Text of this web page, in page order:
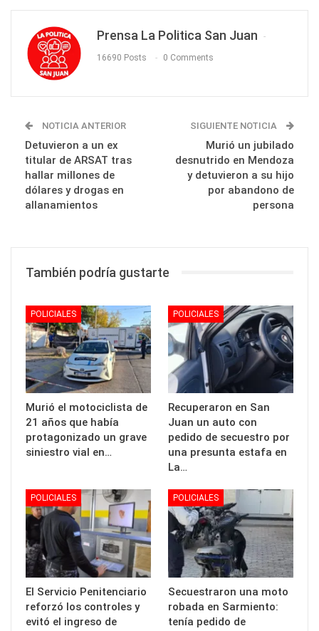
Prensa La Politica San Juan
16690 Posts 0 Comments
NOTICIA ANTERIOR
Detuvieron a un ex
titular de ARSAT tras
hallar millones de
dólares y drogas en
allanamientos
SIGUIENTE NOTICIA
Murió un jubilado
desnutrido en Mendoza
y detuvieron a su hijo
por abandono de
persona
También podría gustarte
POLICIALES
Murió el motociclista de
21 años que había
protagonizado un grave
siniestro vial en…
POLICIALES
Recuperaron en San
Juan un auto con
pedido de secuestro por
una presunta estafa en
La…
POLICIALES
El Servicio Penitenciario
reforzó los controles y
evitó el ingreso de
POLICIALES
Secuestraron una moto
robada en Sarmiento:
tenía pedido de